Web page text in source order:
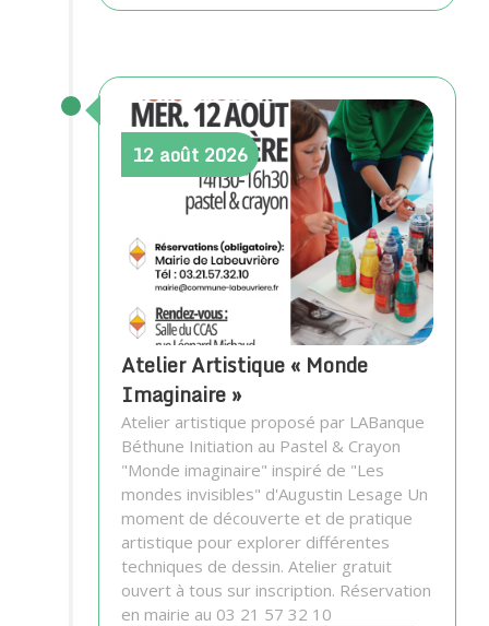
12 août 2026
Atelier Artistique « Monde
Imaginaire »
Atelier artistique proposé par LABanque
Béthune Initiation au Pastel & Crayon
"Monde imaginaire" inspiré de "Les
mondes invisibles" d'Augustin Lesage Un
moment de découverte et de pratique
artistique pour explorer différentes
techniques de dessin. Atelier gratuit
ouvert à tous sur inscription. Réservation
en mairie au 03 21 57 32 10